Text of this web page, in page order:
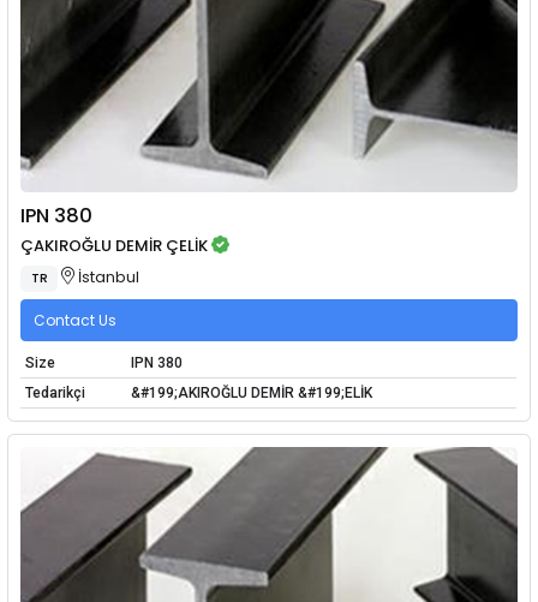
IPN 380
ÇAKIROĞLU DEMİR ÇELİK
TR İstanbul
Contact Us
Size
IPN 380
Tedarikçi
&#199;AKIROĞLU DEMİR &#199;ELİK